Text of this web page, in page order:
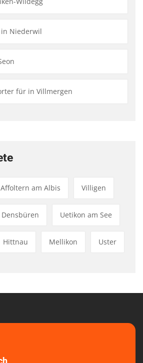
Niederwil
für in Villmergen
Affoltern am Albis Villigen
Densbüren Uetikon am See
Hittnau Mellikon Uster